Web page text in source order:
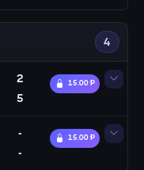
4
2
5
15.00 Ᵽ
-
-
15.00 Ᵽ